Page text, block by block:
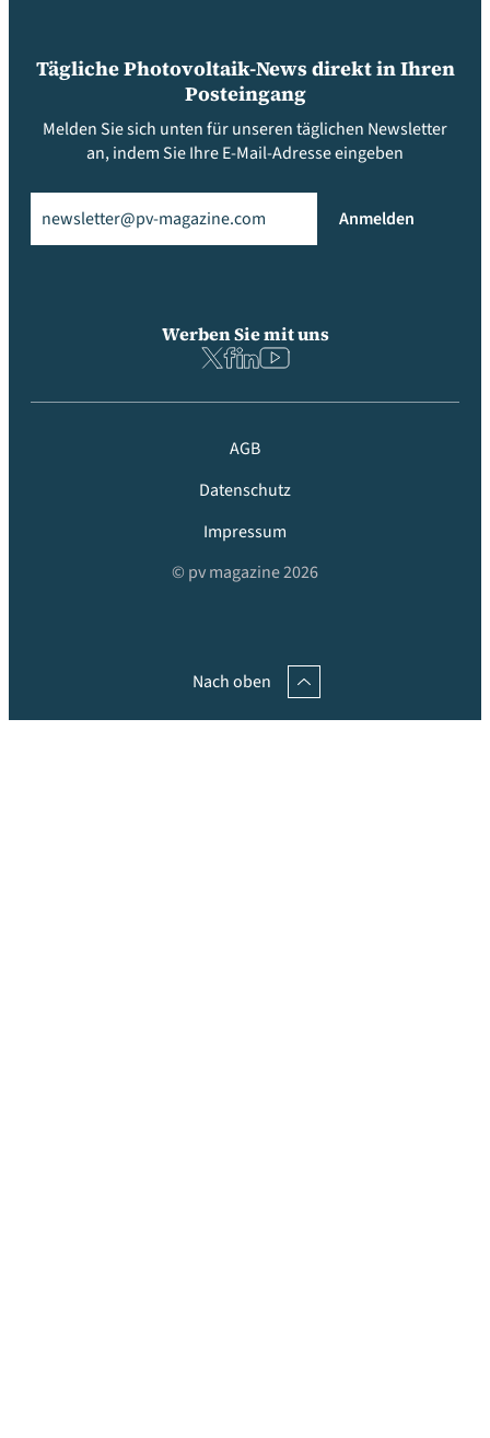
Tägliche Photovoltaik-News direkt in Ihren
Posteingang
Melden Sie sich unten für unseren täglichen Newsletter
an, indem Sie Ihre E-Mail-Adresse eingeben
Anmelden
Werben Sie mit uns
AGB
Datenschutz
Impressum
© pv magazine 2026
Nach oben